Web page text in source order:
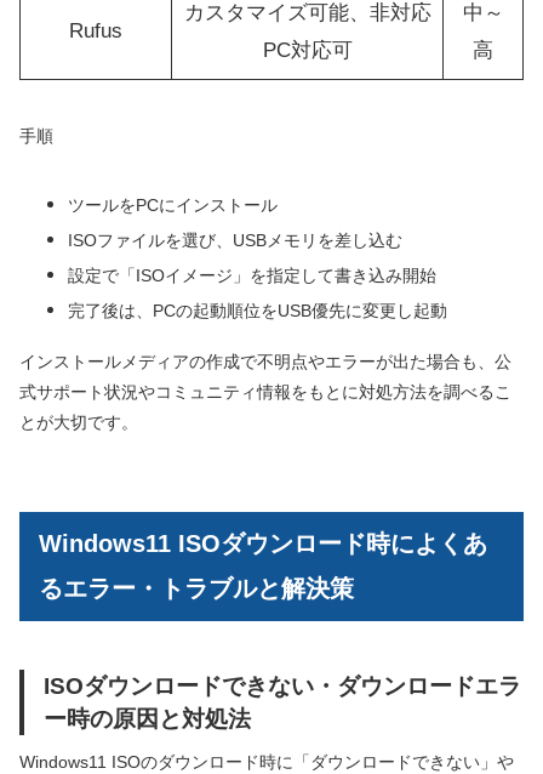
Rufus
カスタマイズ可能、非対応
PC対応可
中～
高
手順
ツールをPCにインストール
ISOファイルを選び、USBメモリを差し込む
設定で「ISOイメージ」を指定して書き込み開始
完了後は、PCの起動順位をUSB優先に変更し起動
インストールメディアの作成で不明点やエラーが出た場合も、公
式サポート状況やコミュニティ情報をもとに対処方法を調べるこ
とが大切です。
Windows11 ISOダウンロード時によくあ
るエラー・トラブルと解決策
ISOダウンロードできない・ダウンロードエラ
ー時の原因と対処法
Windows11 ISOのダウンロード時に「ダウンロードできない」や